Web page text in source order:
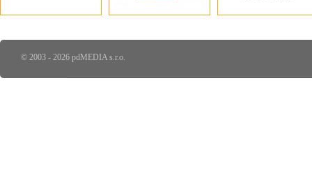
© 2003 - 2026 pdMEDIA s.r.o.